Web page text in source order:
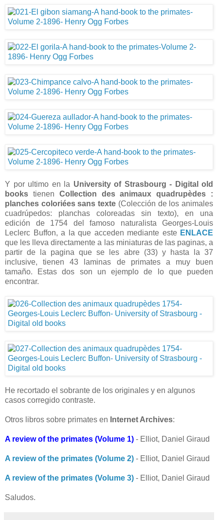
Y por ultimo en la University of Strasbourg - Digital old
books tienen Collection des animaux quadrupèdes :
planches coloriées sans texte (Colección de los animales
cuadrúpedos: planchas coloreadas sin texto), en una
edición de 1754 del famoso naturalista Georges-Louis
Leclerc Buffon, a la que acceden mediante este ENLACE
que les lleva directamente a las miniaturas de las paginas, a
partir de la pagina que se les abre (33) y hasta la 37
inclusive, tienen 43 laminas de primates a muy buen
tamaño. Estas dos son un ejemplo de lo que pueden
encontrar.
He recortado el sobrante de los originales y en algunos
casos corregido contraste.
Otros libros sobre primates en Internet Archives:
A review of the primates (Volume 1) - Elliot, Daniel Giraud
A review of the primates (Volume 2) - Elliot, Daniel Giraud
A review of the primates (Volume 3) - Elliot, Daniel Giraud
Saludos.